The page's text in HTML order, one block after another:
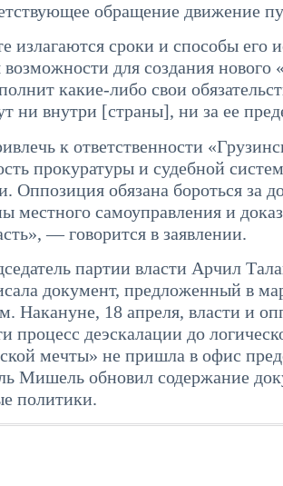
обращение движение
излагаются сроки и способы его
возможности для создания
какие-либо свои
ни внутри [страны], ни за ее
к ответственности
прокуратуры и судебной
Оппозиция обязана бороться за
местного самоуправления и
— говорится в заявлении.
партии власти Арчил
документ, предложенный в
Накануне, 18 апреля, власти и
процесс деэскалации до
мечты» не пришла в офис
Мишель обновил содержание
политики.